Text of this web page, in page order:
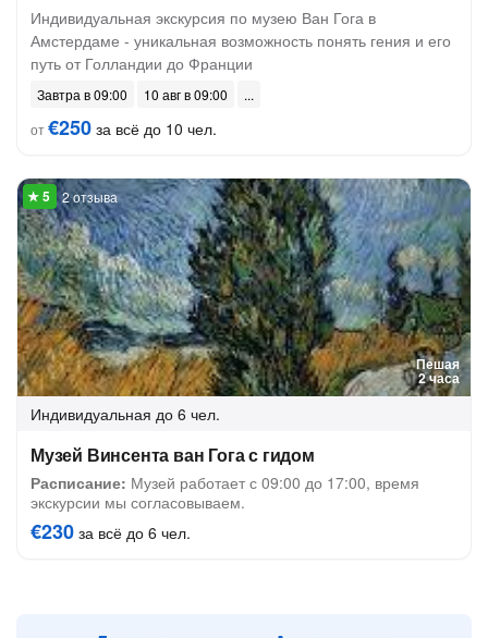
Индивидуальная экскурсия по музею Ван Гога в
Амстердаме - уникальная возможность понять гения и его
путь от Голландии до Франции
Завтра в 09:00
10 авг в 09:00
от€250 за всё до 10 чел.
Пешая
2 часа
2 отзыва
Индивидуальная до 6 чел.
Музей Винсента ван Гога с гидом
Расписание: Музей работает с 09:00 до 17:00, время
экскурсии мы согласовываем.
€230 за всё до 6 чел.